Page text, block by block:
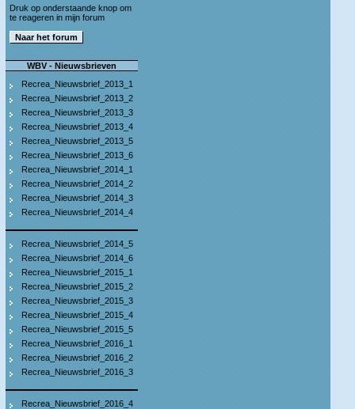
Druk op onderstaande knop om
te reageren in mijn forum
WBV - Nieuwsbrieven
Recrea_Nieuwsbrief_2013_1
Recrea_Nieuwsbrief_2013_2
Recrea_Nieuwsbrief_2013_3
Recrea_Nieuwsbrief_2013_4
Recrea_Nieuwsbrief_2013_5
Recrea_Nieuwsbrief_2013_6
Recrea_Nieuwsbrief_2014_1
Recrea_Nieuwsbrief_2014_2
Recrea_Nieuwsbrief_2014_3
Recrea_Nieuwsbrief_2014_4
Recrea_Nieuwsbrief_2014_5
Recrea_Nieuwsbrief_2014_6
Recrea_Nieuwsbrief_2015_1
Recrea_Nieuwsbrief_2015_2
Recrea_Nieuwsbrief_2015_3
Recrea_Nieuwsbrief_2015_4
Recrea_Nieuwsbrief_2015_5
Recrea_Nieuwsbrief_2016_1
Recrea_Nieuwsbrief_2016_2
Recrea_Nieuwsbrief_2016_3
Recrea_Nieuwsbrief_2016_4